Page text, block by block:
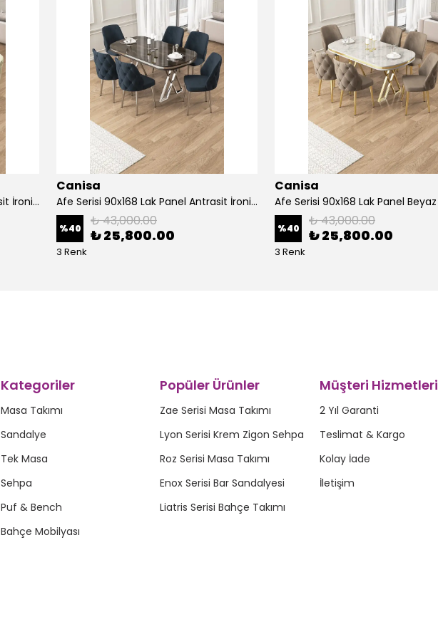
Afe Serisi 90x168 Lak Panel Antrasit İroni Masa ve 6 Sandalye Gold Kaplama Ayak
Canisa
Afe Serisi 90x168 Lak Panel Antrasit İroni Masa ve 6 Sandalye Krom Kaplama Ayak
%40 ₺ 43,000.00
₺ 25,800.00
3 Renk
Canisa
%40 ₺ 43,000.00
₺ 25,800.00
3 Renk
Kategoriler
Masa Takımı
Sandalye
Tek Masa
Sehpa
Puf & Bench
Bahçe Mobilyası
Popüler Ürünler
Zae Serisi Masa Takımı
Lyon Serisi Krem Zigon Sehpa
Roz Serisi Masa Takımı
Enox Serisi Bar Sandalyesi
Liatris Serisi Bahçe Takımı
Müşteri Hizmetleri
2 Yıl Garanti
Teslimat & Kargo
Kolay İade
İletişim